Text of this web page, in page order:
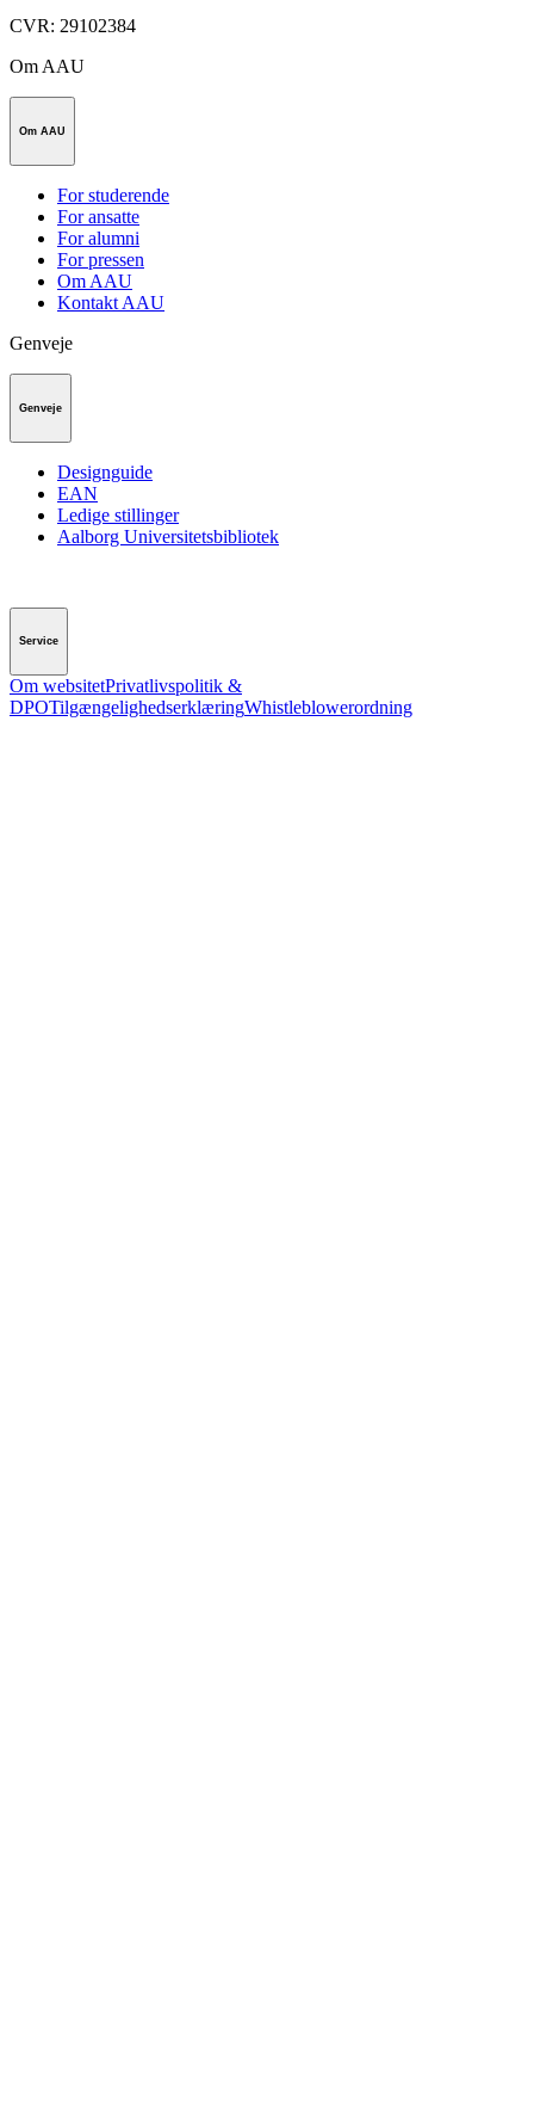
CVR: 29102384
Om AAU
Om AAU
For studerende
For ansatte
For alumni
For pressen
Om AAU
Kontakt AAU
Genveje
Genveje
Designguide
EAN
Ledige stillinger
Aalborg Universitetsbibliotek
Service
Om websitetPrivatlivspolitik &
DPOTilgængelighedserklæringWhistleblowerordning